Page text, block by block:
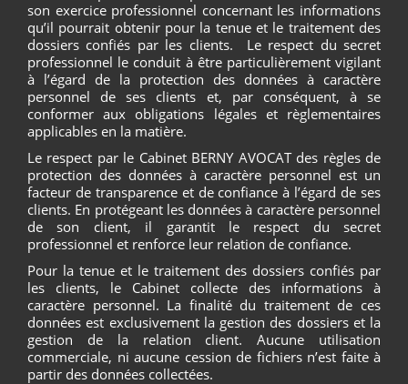
son exercice professionnel concernant les informations
qu’il pourrait obtenir pour la tenue et le traitement des
dossiers confiés par les clients. Le respect du secret
professionnel le conduit à être particulièrement vigilant
à l’égard de la protection des données à caractère
personnel de ses clients et, par conséquent, à se
conformer aux obligations légales et règlementaires
applicables en la matière.
Le respect par le Cabinet BERNY AVOCAT des règles de
protection des données à caractère personnel est un
facteur de transparence et de confiance à l’égard de ses
clients. En protégeant les données à caractère personnel
de son client, il garantit le respect du secret
professionnel et renforce leur relation de confiance.
Pour la tenue et le traitement des dossiers confiés par
les clients, le Cabinet collecte des informations à
caractère personnel. La finalité du traitement de ces
données est exclusivement la gestion des dossiers et la
gestion de la relation client. Aucune utilisation
commerciale, ni aucune cession de fichiers n’est faite à
partir des données collectées.